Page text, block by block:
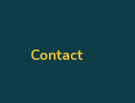
Contact